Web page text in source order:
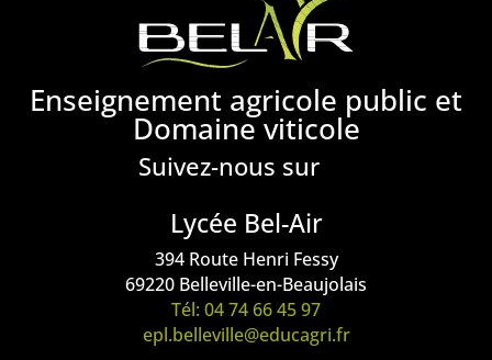
Enseignement agricole public et
Domaine viticole
Suivez-nous sur
Lycée Bel-Air
394 Route Henri Fessy
69220 Belleville-en-Beaujolais
Tél: 04 74 66 45 97
epl.belleville@educagri.fr